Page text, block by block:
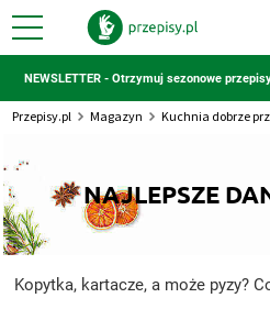
NEWSLETTER - Otrzymuj sezonowe
Przepisy.pl Magazyn Kuchnia dobrze
NAJLEPSZE
Kopytka, kartacze, a może pyzy?